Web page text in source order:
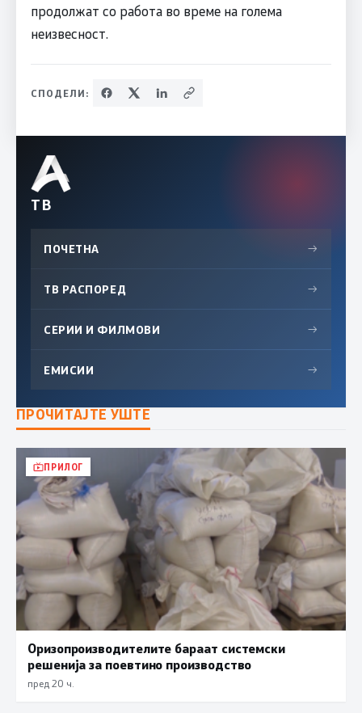
продолжат со работа во време на голема
неизвесност.
СПОДЕЛИ:
ТВ
ПОЧЕТНА →
ТВ РАСПОРЕД →
СЕРИИ И ФИЛМОВИ →
ЕМИСИИ →
ПРОЧИТАЈТЕ УШТЕ
ПРИЛОГ
Оризопроизводителите бараат системски
решенија за поевтино производство
пред 20 ч.